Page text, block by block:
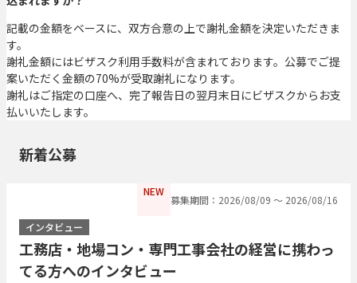
記載の金額をベースに、双方合意の上で謝礼金額を決定いただきま
す。
謝礼金額にはビザスク利用手数料が含まれております。公募でご提
案いただく金額の70%が受取謝礼になります。
謝礼はご指定の口座へ、完了報告日の翌月末日にビザスクからお支
払いいたします。
新着公募
NEW
募集期間：2026/08/09 〜 2026/08/16
インタビュー
工務店・地場コン・専門工事会社の経営に携わっ
てる方へのインタビュー